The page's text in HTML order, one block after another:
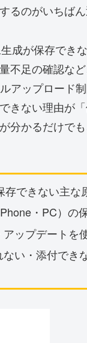
るのがいちばん
成が保存でき
不足の確認な
アップロード
きない理由が
分かるだけで
存できない主な
・PC）の
ップデートを
い・添付でき